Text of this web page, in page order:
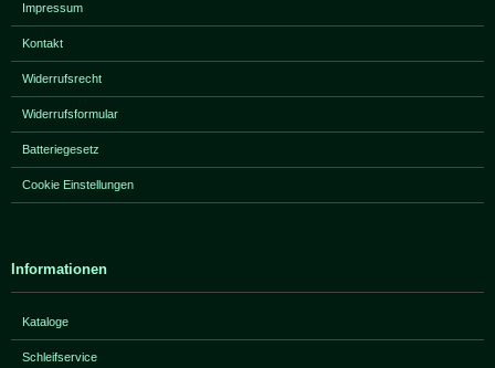
Impressum
Kontakt
Widerrufsrecht
Widerrufsformular
Batteriegesetz
Cookie Einstellungen
Informationen
Kataloge
Schleifservice